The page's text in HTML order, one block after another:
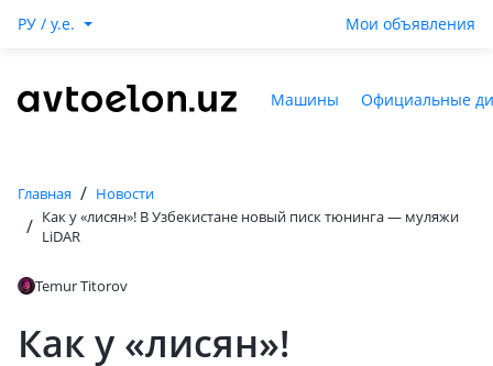
РУ / y.e. Мои объявления
Машины Официальные
Главная / Новости
/ Как у «лисян»! В Узбекистане новый писк тюнинга — муляжи
LiDAR
Temur Titorov
Как у «лисян»!